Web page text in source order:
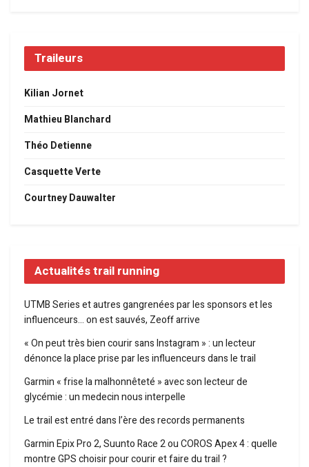
Traileurs
Kilian Jornet
Mathieu Blanchard
Théo Detienne
Casquette Verte
Courtney Dauwalter
Actualités trail running
UTMB Series et autres gangrenées par les sponsors et les
influenceurs… on est sauvés, Zeoff arrive
« On peut très bien courir sans Instagram » : un lecteur
dénonce la place prise par les influenceurs dans le trail
Garmin « frise la malhonnêteté » avec son lecteur de
glycémie : un medecin nous interpelle
Le trail est entré dans l’ère des records permanents
Garmin Epix Pro 2, Suunto Race 2 ou COROS Apex 4 : quelle
montre GPS choisir pour courir et faire du trail ?